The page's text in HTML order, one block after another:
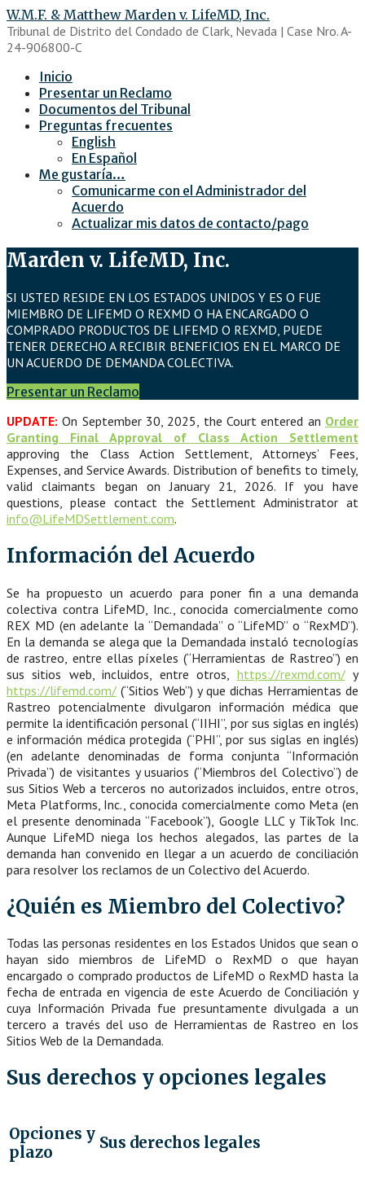
Saltar
al
contenido
W.M.F. & Matthew Marden v. LifeMD, Inc.
Tribunal de Distrito del Condado de Clark, Nevada | Case Nro. A-
24-906800-C
Inicio
Presentar un Reclamo
Documentos del Tribunal
Preguntas frecuentes
English
En Español
Me gustaría…
Comunicarme con el Administrador del
Acuerdo
Actualizar mis datos de contacto/pago
Marden v. LifeMD, Inc.
SI USTED RESIDE EN LOS ESTADOS UNIDOS Y ES O FUE
MIEMBRO DE LIFEMD O REXMD O HA ENCARGADO O
COMPRADO PRODUCTOS DE LIFEMD O REXMD, PUEDE
TENER DERECHO A RECIBIR BENEFICIOS EN EL MARCO DE
UN ACUERDO DE DEMANDA COLECTIVA.
Presentar un Reclamo
UPDATE: On September 30, 2025, the Court entered an Order
Granting Final Approval of Class Action Settlement
approving the Class Action Settlement, Attorneys’ Fees,
Expenses, and Service Awards. Distribution of benefits to timely,
valid claimants began on January 21, 2026. If you have
questions, please contact the Settlement Administrator at
info@LifeMDSettlement.com.
Información del Acuerdo
Se ha propuesto un acuerdo para poner fin a una demanda
colectiva contra LifeMD, Inc., conocida comercialmente como
REX MD (en adelante la “Demandada” o “LifeMD” o “RexMD”).
En la demanda se alega que la Demandada instaló tecnologías
de rastreo, entre ellas píxeles (“Herramientas de Rastreo”) en
sus sitios web, incluidos, entre otros, https://rexmd.com/y
https://lifemd.com/ (“Sitios Web”) y que dichas Herramientas de
Rastreo potencialmente divulgaron información médica que
permite la identificación personal (“IIHI”, por sus siglas en inglés)
e información médica protegida (“PHI”, por sus siglas en inglés)
(en adelante denominadas de forma conjunta “Información
Privada”) de visitantes y usuarios (“Miembros del Colectivo”) de
sus Sitios Web a terceros no autorizados incluidos, entre otros,
Meta Platforms, Inc., conocida comercialmente como Meta (en
el presente denominada “Facebook”), Google LLC y TikTok Inc.
Aunque LifeMD niega los hechos alegados, las partes de la
demanda han convenido en llegar a un acuerdo de conciliación
para resolver los reclamos de un Colectivo del Acuerdo.
¿Quién es Miembro del Colectivo?
Todas las personas residentes en los Estados Unidos que sean o
hayan sido miembros de LifeMD o RexMD o que hayan
encargado o comprado productos de LifeMD o RexMD hasta la
fecha de entrada en vigencia de este Acuerdo de Conciliación y
cuya Información Privada fue presuntamente divulgada a un
tercero a través del uso de Herramientas de Rastreo en los
Sitios Web de la Demandada.
Sus derechos y opciones legales
Opciones y
plazo
Sus derechos legales